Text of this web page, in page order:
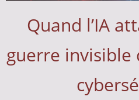
Quand l’IA
guerre